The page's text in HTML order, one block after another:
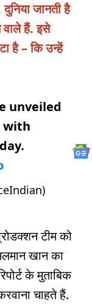
जानती है
हैं. इसे
है – कि उन्हें
unveiled
with
टीम को
खान का
के मुताबिक
चाहते हैं.